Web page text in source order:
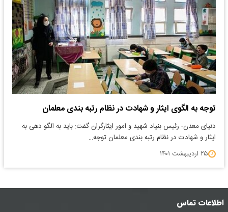
توجه به الگوی ایثار و شهادت در نظام رتبه بندی معلمان
دنیای معدن- رئیس بنیاد شهید و امور ایثارگران گفت: باید به الگو دهی به
ایثار و شهادت در نظام رتبه بندی معلمان توجه…
۲۵ اردیبهشت ۱۴۰۱
اطلاعات تماس